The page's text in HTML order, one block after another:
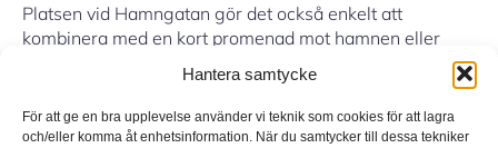
Hantera samtycke
För att ge en bra upplevelse använder vi teknik som cookies för att lagra
och/eller komma åt enhetsinformation. När du samtycker till dessa tekniker
Platsen vid Hamngatan gör det också enkelt att
kombinera med en kort promenad mot hamnen eller
genom de äldre kvarteren i centrum. För den som vill ha
en lunch som känns som en liten paus från allt annat,
snarare än bara ett snabbt stopp, brukar det här fungera
väldigt bra.